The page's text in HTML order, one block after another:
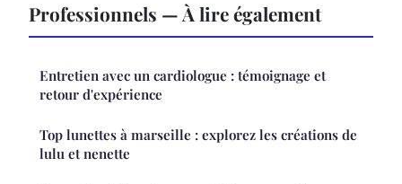
Professionnels — À lire également
Entretien avec un cardiologue : témoignage et
retour d'expérience
Top lunettes à marseille : explorez les créations de
lulu et nenette